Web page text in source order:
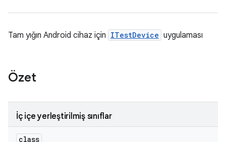
Tam yığın Android cihaz için ITestDevice uygulaması
Özet
İç içe yerleştirilmiş sınıflar
class